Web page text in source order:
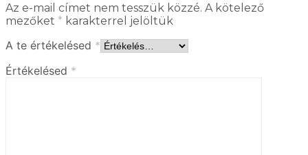
Az e-mail címet nem tesszük közzé. A kötelező
mezőket * karakterrel jelöltük
A te értékelésed *
Értékelésed *